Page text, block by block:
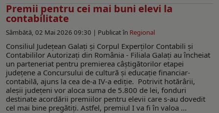
Premii pentru cei mai buni elevi la
contabilitate
Sâmbătă, 02 Mai 2026 09:30 | Publicat în Regional
Consiliul Județean Galați și Corpul Experților Contabili și
Contabililor Autorizați din România - Filiala Galați au încheiat
un parteneriat pentru premierea câştigătorilor etapei
județene a Concursului de cultură și educație financiar-
contabilă, ajuns la cea de-a IV-a ediție. Potrivit hotărârii,
aleșii județeni vor aloca suma de 5.800 de lei, fonduri
destinate acordării premiilor pentru elevii care s-au dovedit
cel mai bine pregătiți. Astfel, premiul I va fi în valoa ...